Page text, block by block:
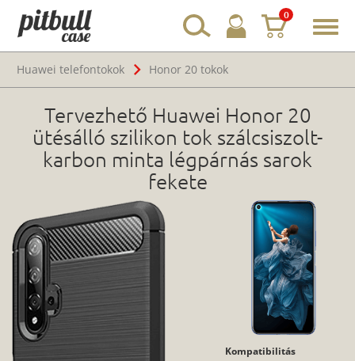
0
Huawei telefontokok
Honor 20 tokok
Tervezhető Huawei Honor 20
ütésálló szilikon tok szálcsiszolt-
karbon minta légpárnás sarok
fekete
Kompatibilitás